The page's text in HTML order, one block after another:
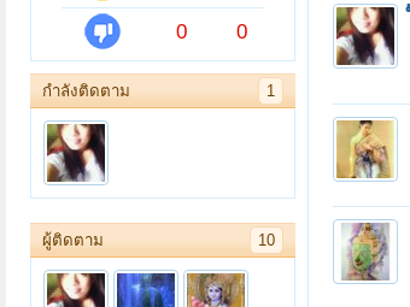
0
0
กำลังติดตาม 1
ผู้ติดตาม 10